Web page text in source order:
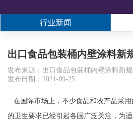
行业新闻
出口食品包装桶内壁涂料新
发布来源：出口食品包装桶内壁涂料新
发布日期：2021-09-25
在国际市场上，不少食品和农产品采
的卫生要求已经引起各国广泛关注，为